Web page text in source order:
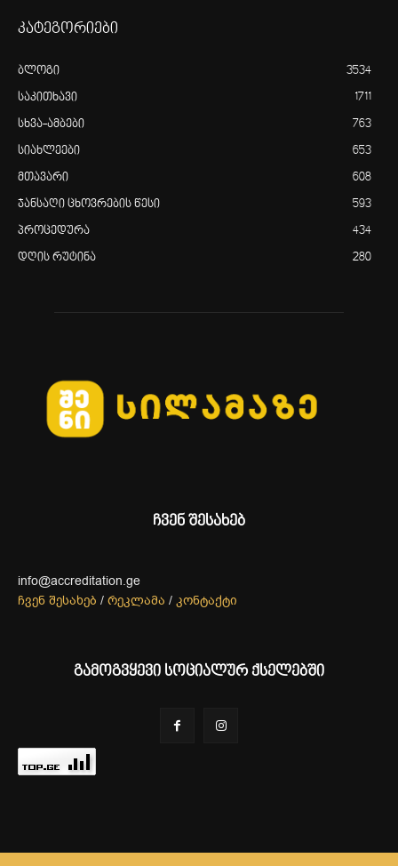
კატეგორიები
ბლოგი 3534
საკითხავი 1711
სხვა-ამბები 763
სიახლეები 653
მთავარი 608
ჯანსაღი ცხოვრების წესი 593
პროცედურა 434
დღის რუტინა 280
ჩვენ შესახებ
info@accreditation.ge
ჩვენ შესახებ / რეკლამა / კონტაქტი
გამოგვყევი სოციალურ ქსელებში